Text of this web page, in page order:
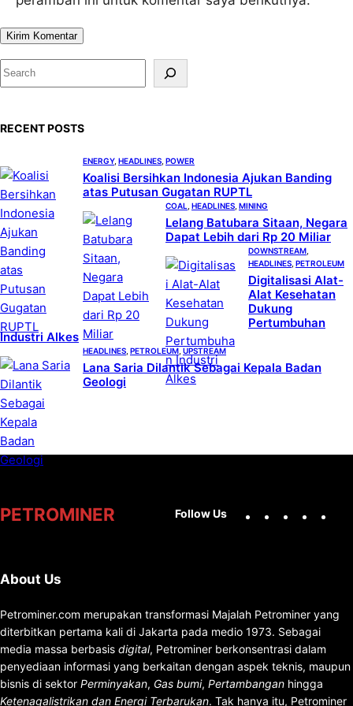
S
e
r
h
RECENT POSTS
ENERGY, HEADLINES POWER
Koalisi Bersihkan Indonesia Ajukan Banding
atas Putusan Gugatan RUPTL
COAL HEADLINES MINING
Lelang Batubara Sitaan, Negara
Dapat Lebih dari Rp 20 Miliar
DOWNSTREAM
HEADLINES PETROLEUM
Digitalisasi Alat-
Alat Kesehatan
Dukung
Pertumbuhan
Industri Alkes
HEADLINES PETROLEUM UPSTREAM
Lana Saria Dilantik Sebagai Kepala Badan
Geologi
PETROMINER Follow Us
About Us
Petrominer.com merupakan transformasi Majalah Petrominer yang
diterbitkan pertama kali di Jakarta pada medio 1973. Sebagai
media massa berbasis digital, Petrominer berkonsentrasi dalam
penyediaan informasi yang berkaitan dengan aspek teknis, maupun
bisnis di sektor Perminyakan, Gas bumi, Pertambangan hingga
Ketenagalistrikan dan Energi Terbarukan. Tak hanya itu, Petrominer